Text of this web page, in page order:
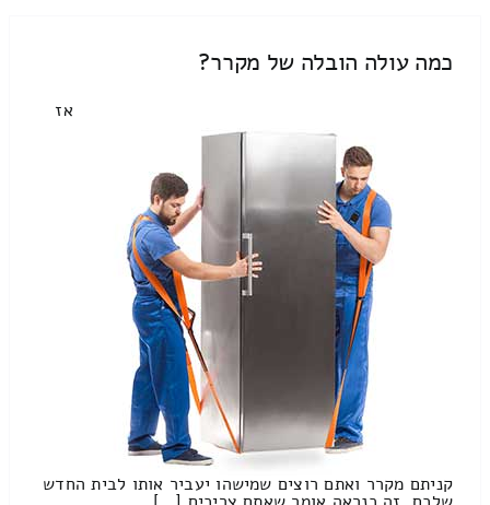
כמה עולה הובלה של מקרר?
אז
קניתם מקרר ואתם רוצים שמישהו יעביר אותו לבית החדש